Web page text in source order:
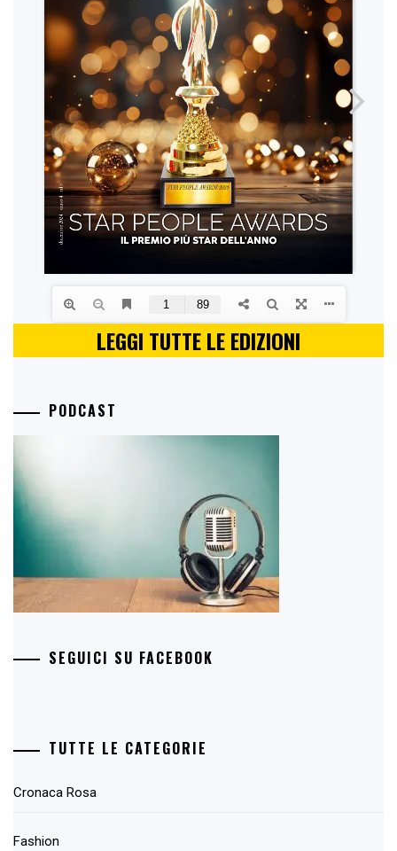
LEGGI TUTTE LE EDIZIONI
PODCAST
SEGUICI SU FACEBOOK
TUTTE LE CATEGORIE
Cronaca Rosa
Fashion